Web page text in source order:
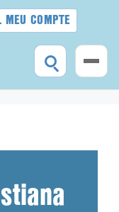
MEU COMPTE